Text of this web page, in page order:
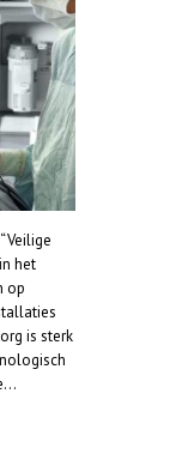
het
op
is sterk